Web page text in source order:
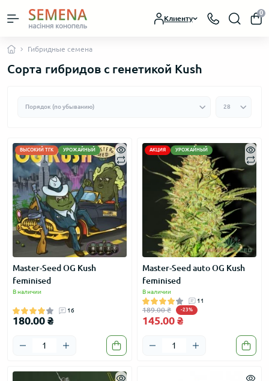
Клиенту
0
Гибридные семена
Сорта гибридов с генетикой Kush
ВЫСОКИЙ ТГК УРОЖАЙНЫЙ
Master-Seed OG Kush
feminised
В наличии
16
180.00 ₴
АКЦИЯ УРОЖАЙНЫЙ
Master-Seed auto OG Kush
feminised
В наличии
11
189.00 ₴ -23%
145.00 ₴